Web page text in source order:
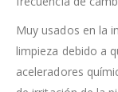
Muy usados en la
limpieza debido a
aceleradores